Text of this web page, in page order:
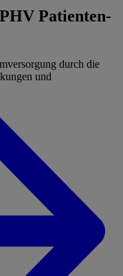
Patienten-
durch die
und